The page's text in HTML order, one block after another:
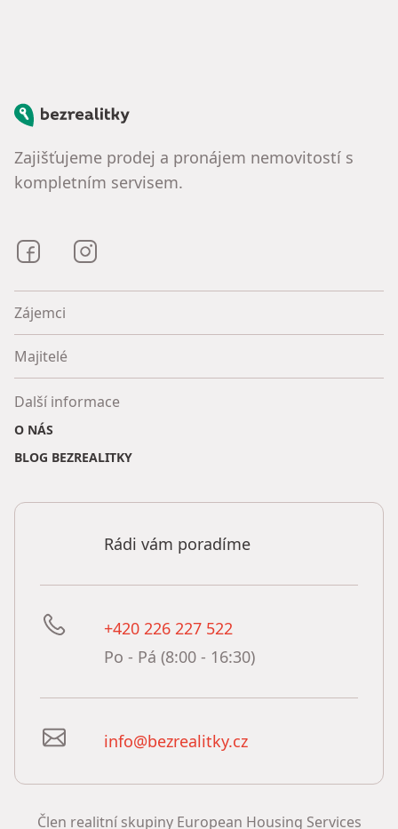
Bezrealitky
Zajišťujeme prodej a pronájem nemovitostí s
kompletním servisem.
Bezrealitky na Facebooku
Zájemci
Majitelé
Další informace
O NÁS
BLOG BEZREALITKY
Rádi vám poradíme
+420 226 227 522
Po - Pá (8:00 - 16:30)
info@bezrealitky.cz
Člen realitní skupiny European Housing Services